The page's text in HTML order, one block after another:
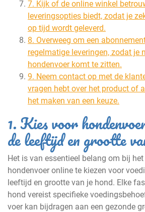
7. Kijk of de online winkel
leveringsopties biedt, zodat je
op tijd wordt geleverd.
8. Overweeg om een
regelmatige leveringen, zodat je
hondenvoer komt te zitten.
9. Neem contact op met de
vragen hebt over het product of
het maken van een keuze.
1. Kies voor
de leeftijd en grootte
Het is van essentieel belang om bij
hondenvoer online te kiezen voor
leeftijd en grootte van je hond. Elke
hond vereist specifieke
voer kan bijdragen aan een gezonde